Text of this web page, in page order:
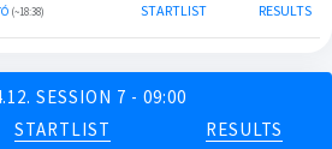
(~18:38)
STARTLIST RESULTS
SESSION 7 - 09:00
STARTLIST RESULTS